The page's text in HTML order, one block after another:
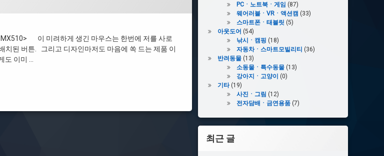
이 미려하게 생긴 마우스는 한번에 저를 사로
된 버튼. 그리고 디자인마저도 마음에 쏙 드는 제품 이
이미 …
PCㆍ노트북ㆍ게임 (87)
웨어러블ㆍVRㆍ액션캠 (33)
스마트폰ㆍ태블릿 (5)
아웃도어 (54)
낚시ㆍ캠핑 (18)
자동차ㆍ스마트모빌리티 (36)
반려동물(13)
소동물ㆍ특수동물(13)
강아지ㆍ고양이
(0)
기타(19)
사진ㆍ그림 (12)
전자담배ㆍ금연용품(7)
최근 글